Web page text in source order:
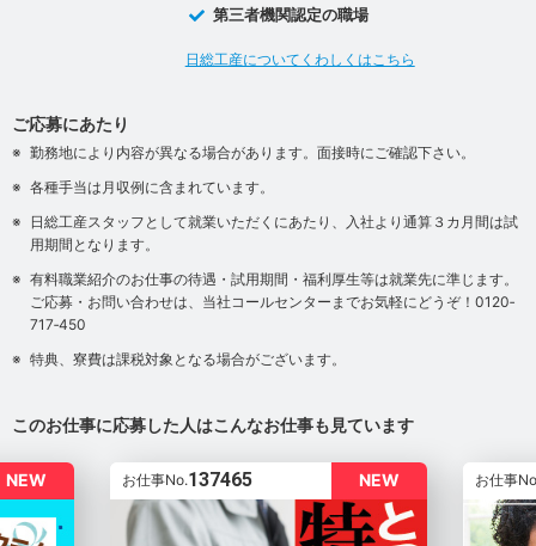
第三者機関認定の職場
日総工産についてくわしくはこちら
ご応募にあたり
勤務地により内容が異なる場合があります。面接時にご確認下さい。
各種手当は月収例に含まれています。
日総工産スタッフとして就業いただくにあたり、入社より通算３カ月間は試
用期間となります。
有料職業紹介のお仕事の待遇・試用期間・福利厚生等は就業先に準じます。
ご応募・お問い合わせは、当社コールセンターまでお気軽にどうぞ！0120‐
717‐450
特典、寮費は課税対象となる場合がございます。
このお仕事に応募した人はこんなお仕事も見ています
NEW NEW
お仕事No.137465 お仕事